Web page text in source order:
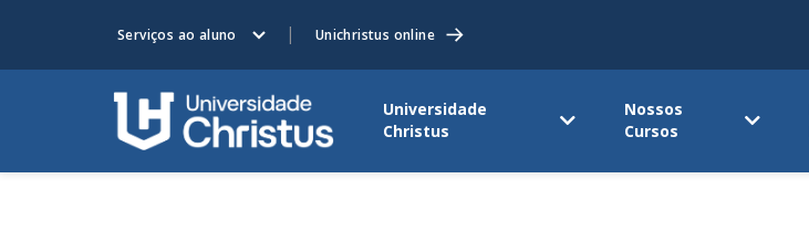
Serviços ao aluno Unichristus online
Universidade
Christus
Nossos
Cursos